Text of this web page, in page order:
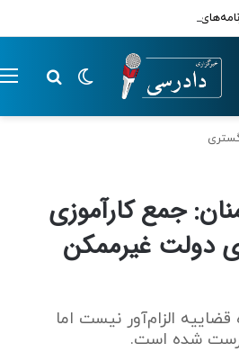
مالیاتی تا پایان تابستان 1405
تغییر پوسته
جمع کارآموزی
دولت غیرممکن
الزام‌آور نیست اما
شده است.